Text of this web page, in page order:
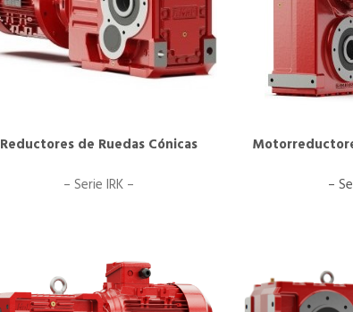
Reductores de Ruedas Cónicas
– Serie IRK –
–